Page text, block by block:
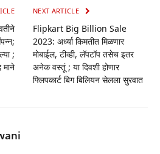
;
माने
NEXT ARTICLE
Flipkart Big Billion Sale
2023: अर्ध्या किमतीत मिळणार
मोबाईल, टीव्ही, लॅपटॉप तसेच इतर
अनेक वस्तूं ; या दिवशी होणार
फ्लिपकार्ट बिग बिलियन सेलला सुरवात